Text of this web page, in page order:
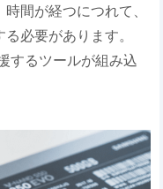
間が経つにつれて、
必要があります。
するツールが組み込